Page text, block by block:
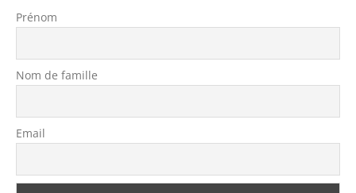
Prénom
Nom de famille
Email